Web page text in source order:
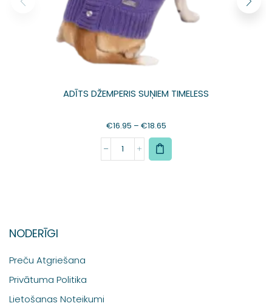
ADĪTS DŽEMPERIS SUŅIEM TIMELESS
€16.95 – €18.65
NODERĪGI
Preču Atgriešana
Privātuma Politika
Lietošanas Noteikumi